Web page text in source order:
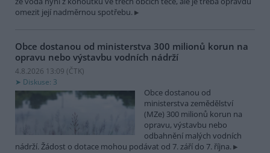
omezit její nadměrnou spotřebu.
Obce dostanou od ministerstva 300 milionů korun na
opravu nebo výstavbu vodních nádrží
4.8.2026 13:09 (ČTK)
Diskuse: 3
Obce dostanou od
ministerstva zemědělství
(MZe) 300 milionů korun na
opravu, výstavbu nebo
odbahnění malých vodních
nádrží. Žádost o dotace mohou podávat od 7. září do 7. října.